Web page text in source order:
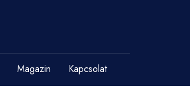
Magazin Kapcsolat